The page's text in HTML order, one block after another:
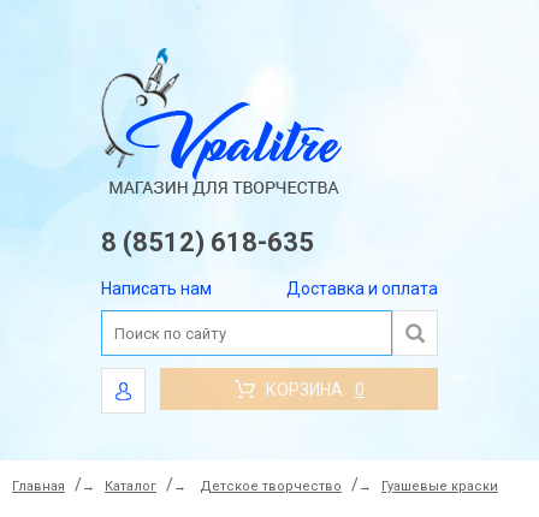
8 (8512) 618-635
Написать нам Доставка и оплата
КОРЗИНА 0
Главная → Каталог → Детское творчество → Гуашевые краски